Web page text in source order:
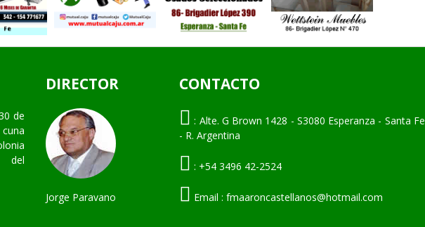
de
del
DIRECTOR
Jorge Paravano
CONTACTO
: Alte. G Brown 1428 - S3080 Esperanza - Santa Fe
- R. Argentina
: +54 3496 42-2524
Email : fmaaroncastellanos@hotmail.com